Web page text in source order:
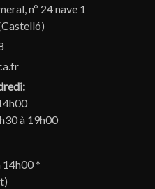
nº 24 nave 1
à 19h00
14h00 *